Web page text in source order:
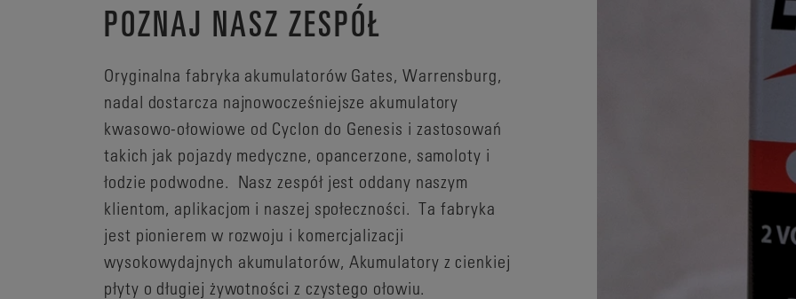
POZNAJ NASZ ZESPÓŁ
Oryginalna fabryka akumulatorów Gates, Warrensburg,
nadal dostarcza najnowocześniejsze akumulatory
kwasowo-ołowiowe od Cyclon do Genesis i zastosowań
takich jak pojazdy medyczne, opancerzone, samoloty i
łodzie podwodne. Nasz zespół jest oddany naszym
klientom, aplikacjom i naszej społeczności. Ta fabryka
jest pionierem w rozwoju i komercjalizacji
wysokowydajnych akumulatorów, Akumulatory z cienkiej
płyty o długiej żywotności z czystego ołowiu.